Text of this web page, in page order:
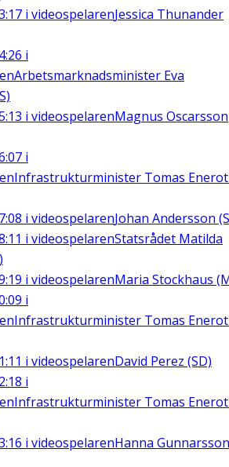
i videospelarenJessica Thunander
i
Arbetsmarknadsminister Eva
i videospelarenMagnus Oscarsson
i
Infrastrukturminister Tomas
i videospelarenJohan Andersson
i videospelarenStatsrådet Matilda
i videospelarenMaria Stockhaus
i
Infrastrukturminister Tomas
i videospelarenDavid Perez (SD)
i
Infrastrukturminister Tomas
i videospelarenHanna Gunnarsson